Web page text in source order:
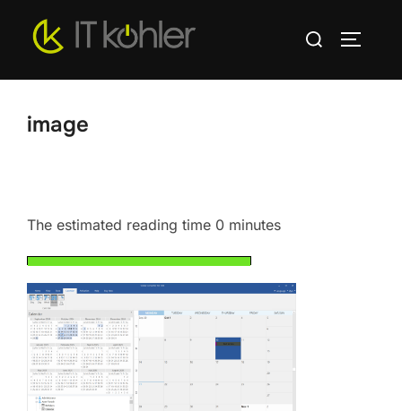
Inhalt
Suchen
image
The estimated reading time 0 minutes